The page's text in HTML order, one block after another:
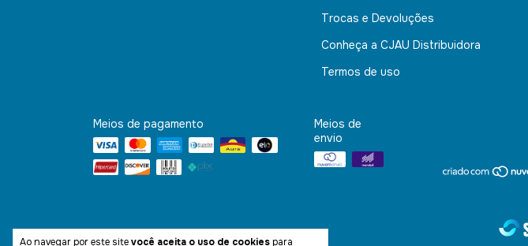
Ao navegar por este sitevocê aceita o uso de cookiespara
Trocas e Devoluções
Conheça a CJAU Distribuidora
Termos de uso
Meios de pagamento
Meios de
envio